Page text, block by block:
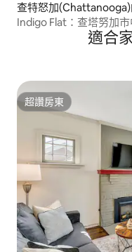
查特怒加
Indigo Flat：查塔努加
適合
超讚房東
超讚房東